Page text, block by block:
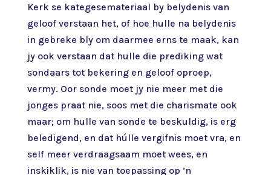
Kerk se kategesemateriaal by belydenis van
geloof verstaan het, of hoe hulle na belydenis
in gebreke bly om daarmee erns te maak, kan
jy ook verstaan dat hulle die prediking wat
sondaars tot bekering en geloof oproep,
vermy. Oor sonde moet jy nie meer met die
jonges praat nie, soos met die charismate ook
maar; om hulle van sonde te beskuldig, is erg
beledigend, en dat húlle vergifnis moet vra, en
self meer verdraagsaam moet wees, en
inskiklik, is nie van toepassing op ’n